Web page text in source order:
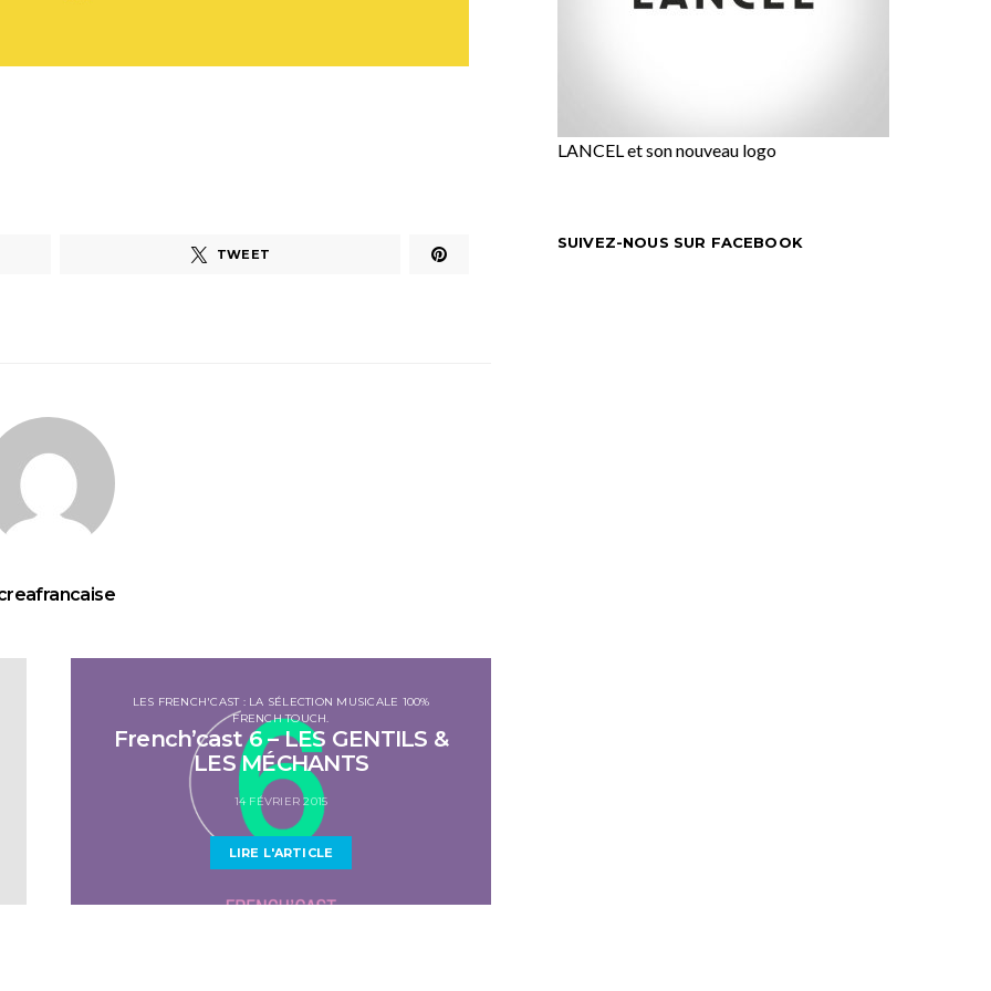
TWEET
LES FRENCH'CAST : LA SÉLECTION MUSICALE 100%
FRENCH TOUCH.
French’cast 6 – LES GENTILS &
LES MÉCHANTS
14 FÉVRIER 2015
LIRE L'ARTICLE
LANCEL et son nouveau logo
SUIVEZ-NOUS SUR FACEBOOK